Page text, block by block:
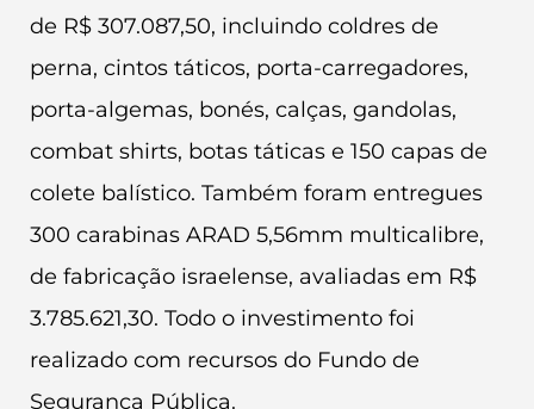
de R$ 307.087,50, incluindo coldres de
perna, cintos táticos, porta-carregadores,
porta-algemas, bonés, calças, gandolas,
combat shirts, botas táticas e 150 capas de
colete balístico. Também foram entregues
300 carabinas ARAD 5,56mm multicalibre,
de fabricação israelense, avaliadas em R$
3.785.621,30. Todo o investimento foi
realizado com recursos do Fundo de
Segurança Pública.